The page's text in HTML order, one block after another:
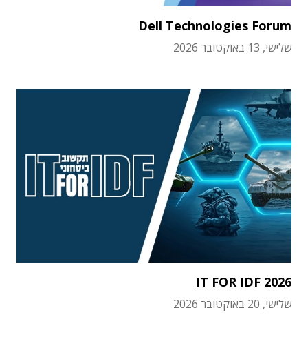
Dell Technologies Forum
שלישי, 13 באוקטובר 2026
IT FOR IDF 2026
שלישי, 20 באוקטובר 2026